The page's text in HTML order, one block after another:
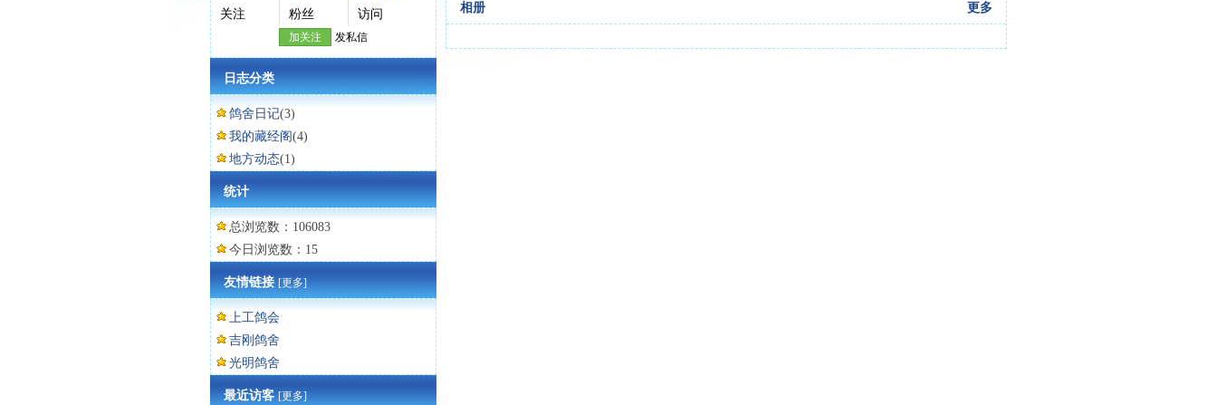
关注 粉丝 访问
加关注 发私信
日志分类
鸽舍日记(3)
我的藏经阁(4)
地方动态(1)
统计
总浏览数：106083
今日浏览数：15
友情链接[更多]
上工鸽会
吉刚鸽舍
光明鸽舍
最近访客[更多]
相册 更多